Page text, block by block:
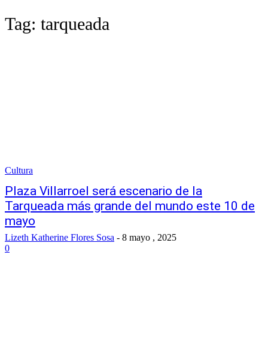
Tag: tarqueada
Cultura
Plaza Villarroel será escenario de la
Tarqueada más grande del mundo este 10 de
mayo
Lizeth Katherine Flores Sosa - 8 mayo , 2025
0